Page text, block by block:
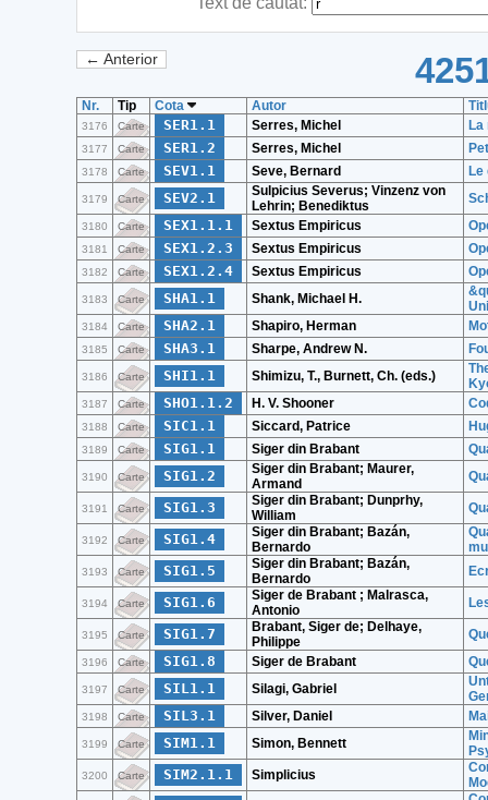
← Anterior
Nr. Tip Cota Autor
3176 Carte SER1.1 Serres, Michel
3177 Carte SER1.2 Serres, Michel
3178 Carte SEV1.1 Seve, Bernard
3179 Carte SEV2.1
Sulpicius Severus; Vinzenz von
Lehrin; Benediktus
3180 Carte SEX1.1.1 Sextus Empiricus
3181 Carte SEX1.2.3 Sextus Empiricus
3182 Carte SEX1.2.4 Sextus Empiricus
3183 Carte SHA1.1 Shank, Michael H.
3184 Carte SHA2.1 Shapiro, Herman
3185 Carte SHA3.1 Sharpe, Andrew N.
3186 Carte SHI1.1 Shimizu, T., Burnett, Ch. (eds.)
3187 Carte SHO1.1.2 H. V. Shooner
3188 Carte SIC1.1 Siccard, Patrice
3189 Carte SIG1.1 Siger din Brabant
3190 Carte SIG1.2
Siger din Brabant; Maurer,
Armand
3191 Carte SIG1.3
Siger din Brabant; Dunprhy,
William
3192 Carte SIG1.4
Siger din Brabant; Bazán,
Bernardo
3193 Carte SIG1.5
Siger din Brabant; Bazán,
Bernardo
3194 Carte SIG1.6
Siger de Brabant ; Malrasca,
Antonio
3195 Carte SIG1.7
Brabant, Siger de; Delhaye,
Philippe
3196 Carte SIG1.8 Siger de Brabant
3197 Carte SIL1.1 Silagi, Gabriel
3198 Carte SIL3.1 Silver, Daniel
3199 Carte SIM1.1 Simon, Bennett
3200 Carte SIM2.1.1 Simplicius